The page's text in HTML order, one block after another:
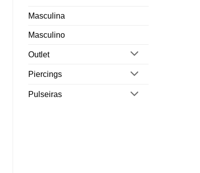
Masculina
Masculino
Outlet
Piercings
Pulseiras